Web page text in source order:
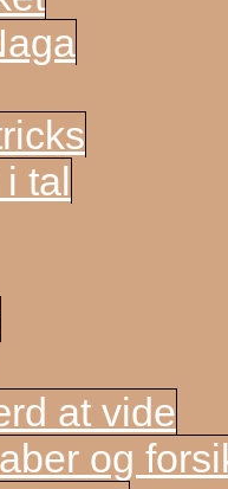
tal
at vide
og